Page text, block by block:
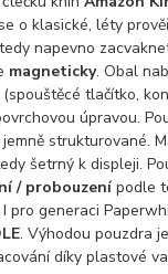
o klasické, léty
napevno
magneticky. Obal
tlačítko,
úpravou.
strukturované.
šetrný k displeji.
/ probouzenípodle
pro generaci
. Výhodou pouzdra
díky plastové